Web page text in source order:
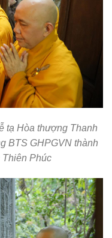
Thiên Phúc